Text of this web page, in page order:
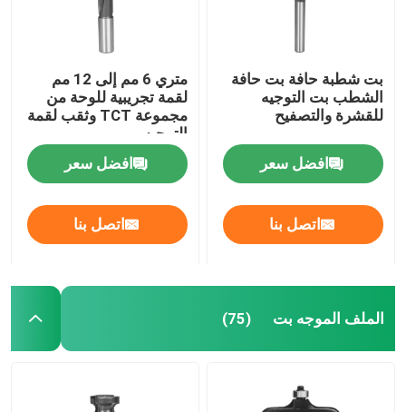
الصفحة الرئيسية
معلومات عنا
بت شطبة حافة بت حافة
الشطب بت التوجيه
للقشرة والتصفيح
افضل سعر
اتصل بنا
متري 6 مم إلى 12 مم
لقمة تجريبية للوحة من
مجموعة TCT وثقب لقمة
التوجيه
افضل سعر
اتصل بنا
الملف الموجه بت (75)